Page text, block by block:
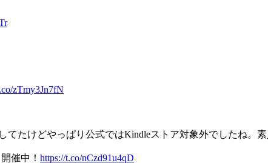
zTmy3Jn7fN
てたけどやっぱり公式ではKindleストア対象外でしたね。素
催中！ https://t.co/nCzd91u4qD